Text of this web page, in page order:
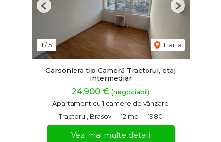
1 /5 Harta
Previous Next
Garsoniera tip Cameră Tractorul, etaj
intermediar
24,900 € (negociabil)
Apartament cu 1 camere de vânzare
Tractorul, Brasov
12 mp 1980
Vezi mai multe detalii